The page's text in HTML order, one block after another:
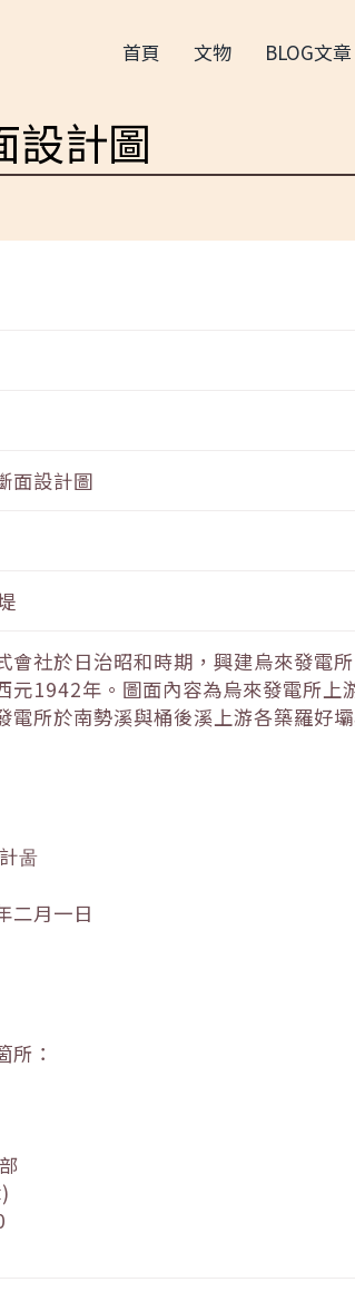
首頁 文物 BLOG文章
設計圖
面設計圖
會社於日治昭和時期，興建烏來發電
元1942年。圖面內容為烏來發電所
電所於南勢溪與桶後溪上游各築羅好
啚
二月一日
所：